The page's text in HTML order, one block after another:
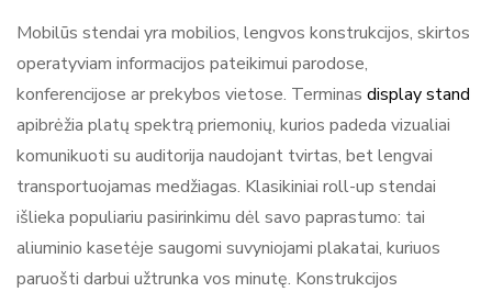
Mobilūs stendai yra mobilios, lengvos konstrukcijos, skirtos
operatyviam informacijos pateikimui parodose,
konferencijose ar prekybos vietose. Terminas display stand
apibrėžia platų spektrą priemonių, kurios padeda vizualiai
komunikuoti su auditorija naudojant tvirtas, bet lengvai
transportuojamas medžiagas. Klasikiniai roll-up stendai
išlieka populiariu pasirinkimu dėl savo paprastumo: tai
aliuminio kasetėje saugomi suvyniojami plakatai, kuriuos
paruošti darbui užtrunka vos minutę. Konstrukcijos